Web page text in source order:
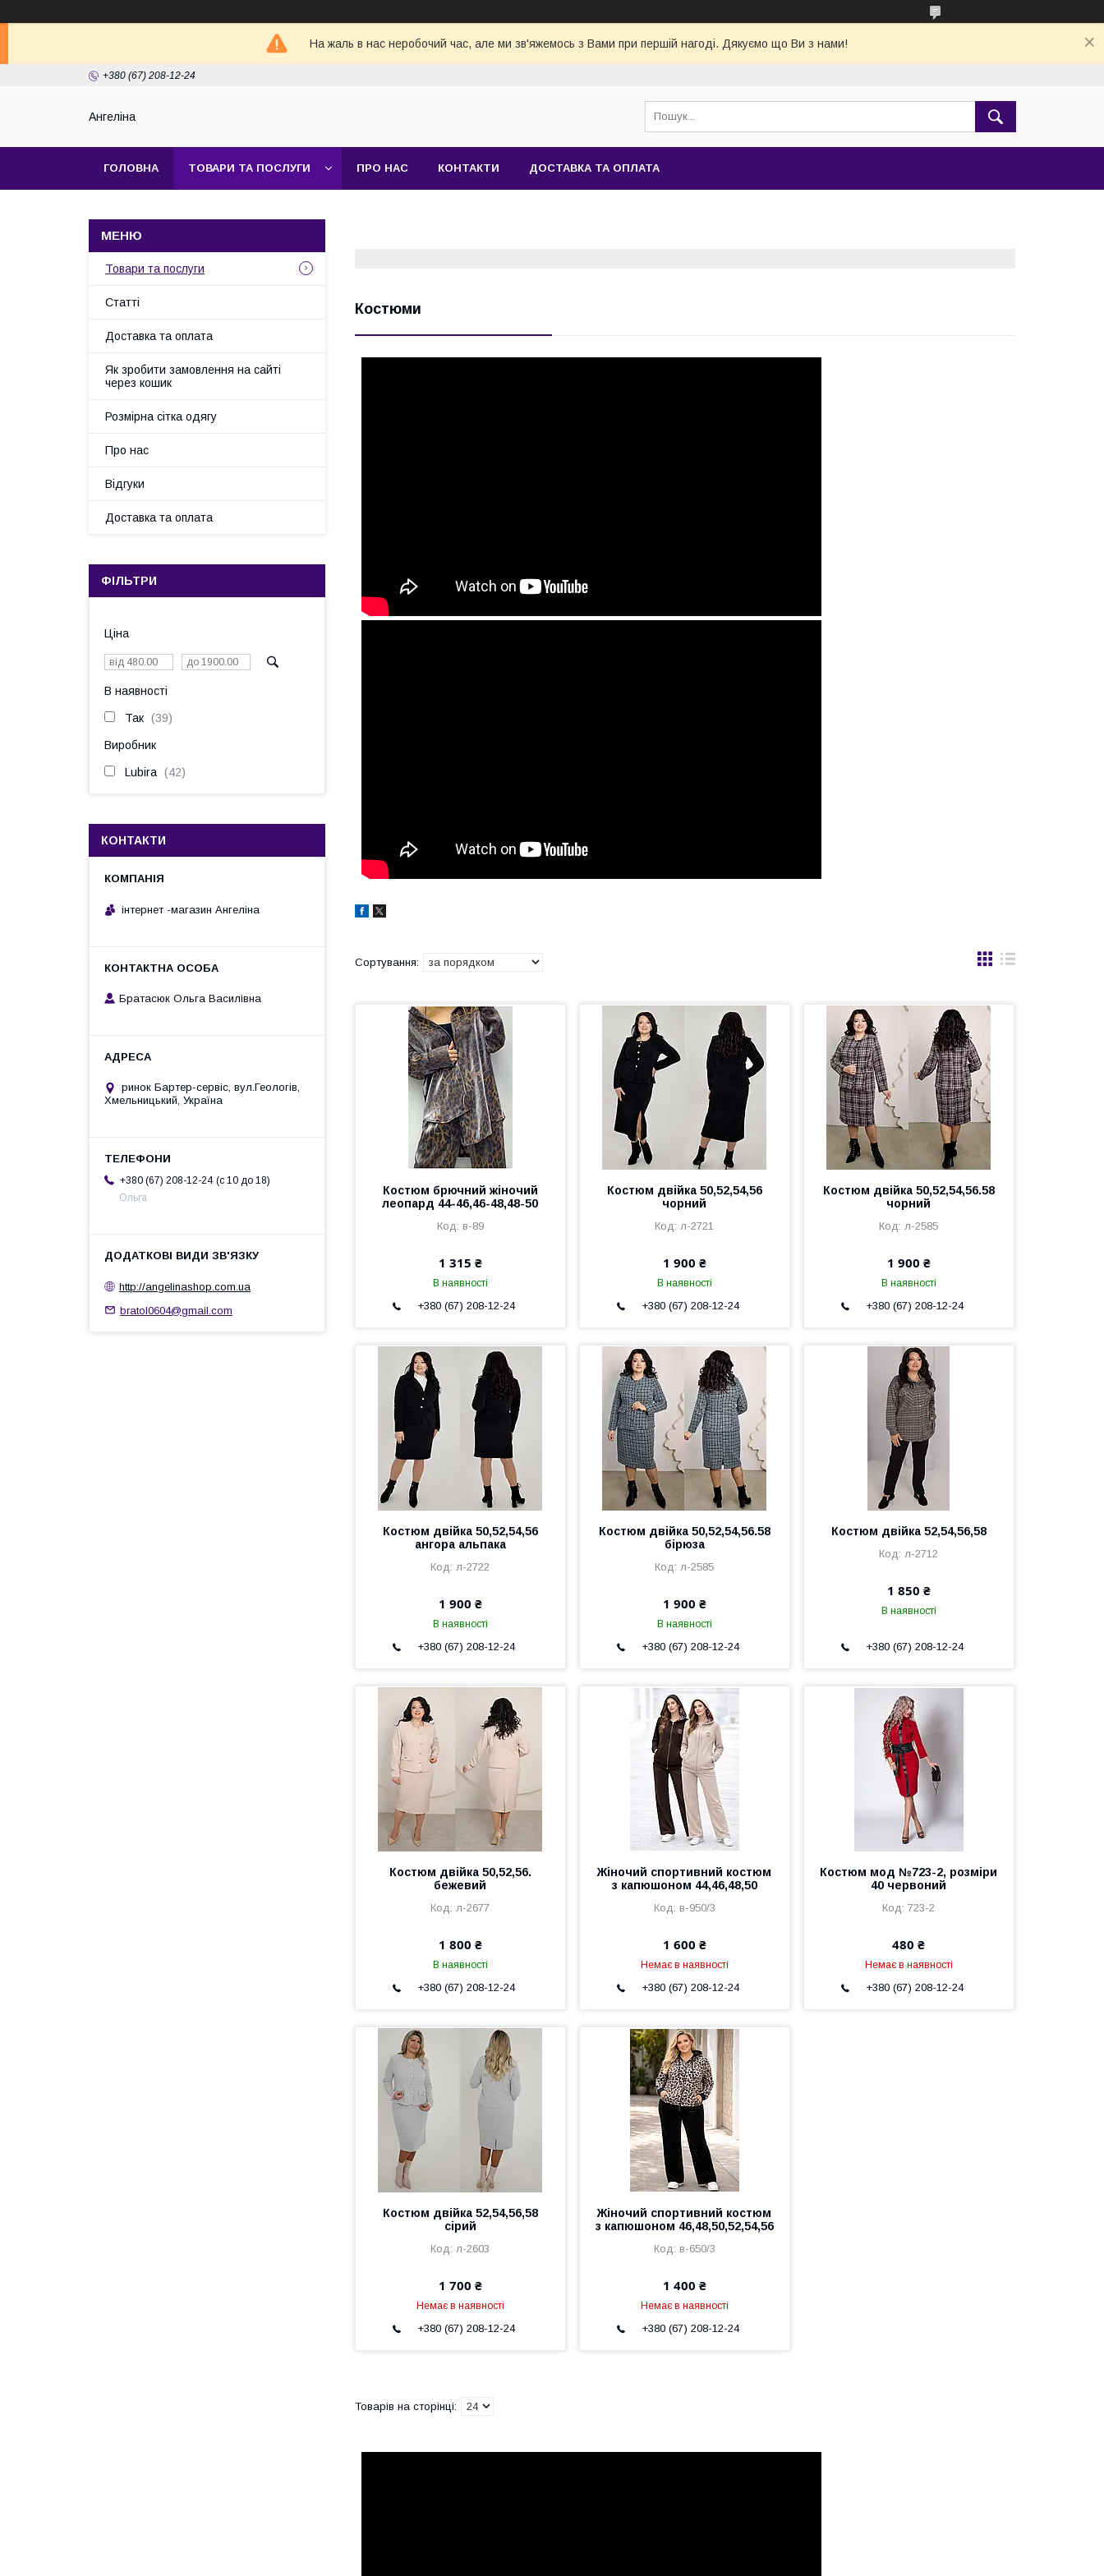
На жаль в нас неробочий час, але ми зв'яжемось з Вами при першій нагоді. Дякуємо що Ви з нами!
+380 (67) 208-12-24
Ангеліна
ГОЛОВНА ТОВАРИ ТА ПОСЛУГИ ПРО НАС КОНТАКТИ ДОСТАВКА ТА ОПЛАТА
Костюми
Костюм брючний жіночий
леопард 44-46,46-48,48-50
в-89
1 315 ₴
В наявності
+380 (67) 208-12-24
Костюм двійка 50,52,54,56
чорний
л-2721
1 900 ₴
В наявності
+380 (67) 208-12-24
Костюм двійка 50,52,54,56.58
чорний
л-2585
1 900 ₴
В наявності
+380 (67) 208-12-24
Костюм двійка 50,52,54,56
ангора альпака
л-2722
1 900 ₴
В наявності
+380 (67) 208-12-24
Костюм двійка 50,52,54,56.58
бірюза
л-2585
1 900 ₴
В наявності
+380 (67) 208-12-24
Костюм двійка 52,54,56,58
л-2712
1 850 ₴
В наявності
+380 (67) 208-12-24
Костюм двійка 50,52,56.
бежевий
л-2677
1 800 ₴
В наявності
+380 (67) 208-12-24
Жіночий спортивний костюм
з капюшоном 44,46,48,50
в-950/3
1 600 ₴
Немає в наявності
+380 (67) 208-12-24
Костюм мод №723-2, розміри
40 червоний
723-2
480 ₴
Немає в наявності
+380 (67) 208-12-24
Костюм двійка 52,54,56,58
сірий
л-2603
1 700 ₴
Немає в наявності
+380 (67) 208-12-24
Жіночий спортивний костюм
з капюшоном 46,48,50,52,54,56
в-650/3
1 400 ₴
Немає в наявності
+380 (67) 208-12-24
Товари та послуги
Статті
Доставка та оплата
Як зробити замовлення на сайті
через кошик
Розмірна сітка одягу
Про нас
Відгуки
Доставка та оплата
ФІЛЬТРИ
Ціна
В наявності
Так 39
Виробник
Lubira 42
КОНТАКТИ
інтернет -магазин Ангеліна
Братасюк Ольга Василівна
ринок Бартер-сервіс, вул.Геологів,
Хмельницький, Україна
+380 (67) 208-12-24 c 10 до 18
Ольга
http://angelinashop.com.ua
bratol0604@gmail.com